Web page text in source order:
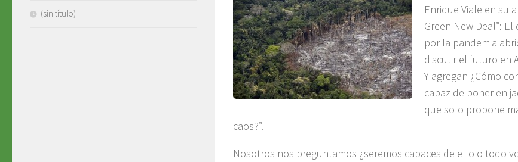
Enrique Viale en su
Green New Deal”:
por la pandemia
discutir el futuro en
Y agregan ¿Cómo
capaz de poner en
que solo propone
caos?”.
Nosotros nos preguntamos ¿seremos capaces de ello o todo
(sin título)